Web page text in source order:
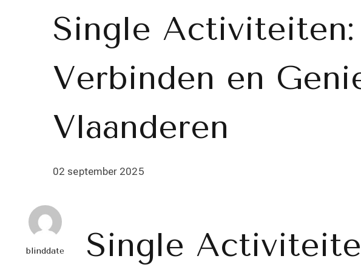
Single Activiteiten:
Verbinden en
Vlaanderen
02 september 2025
blinddate
Single